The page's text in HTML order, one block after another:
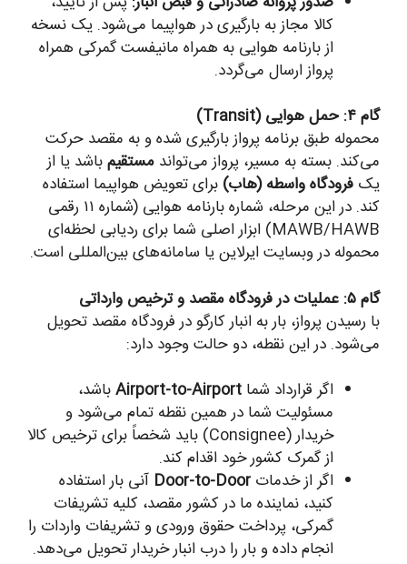
کالا مجاز به بارگیری در هواپیما می‌شود. یک نسخه
از بارنامه هوایی به همراه مانیفست گمرکی همراه
پرواز ارسال می‌گردد.
محموله طبق برنامه پرواز بارگیری شده و به مقصد حرکت
می‌کند. بسته به مسیر، پرواز می‌تواندمستقیمباشد یا از
فرودگاه واسطه (هاب)برای تعویض هواپیما استفاده
کند. در این مرحله، شماره بارنامه هوایی (شماره ۱۱ رقمی
MAWB/HAWB) ابزار اصلی شما برای ردیابی لحظه‌ای
محموله در وبسایت ایرلاین یا سامانه‌های بین‌المللی است.
با رسیدن پرواز، بار به انبار کارگو در فرودگاه مقصد تحویل
می‌شود. در این نقطه، دو حالت وجود دارد:
اگر قرارداد شما Airport-to-Airportباشد،
مسئولیت شما در همین نقطه تمام می‌شود و
خریدار (Consignee) باید شخصاً برای ترخیص کالا
از گمرک کشور خود اقدام کند.
اگر از خدماتDoor-to-Doorآنی بار استفاده
کنید، نماینده ما در کشور مقصد، کلیه تشریفات
گمرکی، پرداخت حقوق ورودی و تشریفات واردات را
انجام داده و بار را درب انبار خریدار تحویل می‌دهد.